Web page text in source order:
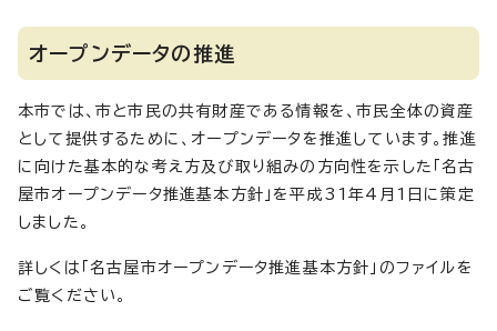
オープンデータの推進
本市では、市と市民の共有財産である情報を、市民全体の資産
として提供するために、オープンデータを推進しています。推進
に向けた基本的な考え方及び取り組みの方向性を示した「名古
屋市オープンデータ推進基本方針」を平成31年4月1日に策定
しました。
詳しくは「名古屋市オープンデータ推進基本方針」のファイルを
ご覧ください。